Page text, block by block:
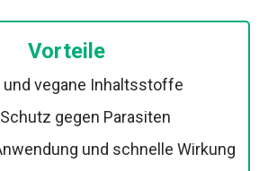
Vorteile
und vegane Inhaltsstoffe
gegen Parasiten
und schnelle Wirkung